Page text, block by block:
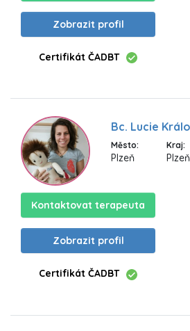
Zobrazit profil
Certifikát ČADBT
Bc. Lucie
Město:
Plzeň
Kraj:
Kontaktovat terapeuta
Zobrazit profil
Certifikát ČADBT